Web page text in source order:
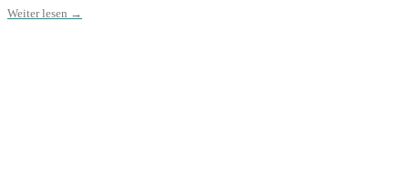
Weiter lesen →